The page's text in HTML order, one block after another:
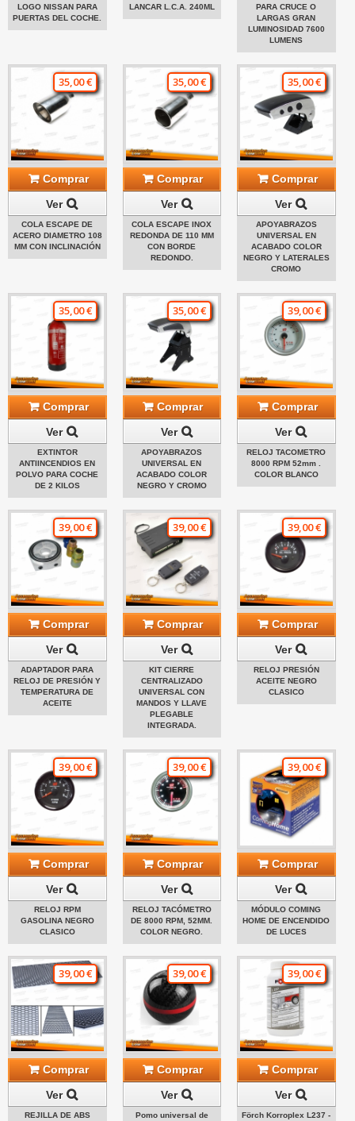
LOGO NISSAN PARA
PUERTAS DEL COCHE.
LANCAR L.C.A. 240ML
PARA CRUCE O
LARGAS GRAN
LUMINOSIDAD 7600
LUMENS
35,00 €
Comprar
Ver
COLA ESCAPE DE
ACERO DIAMETRO 108
MM CON INCLINACIÓN
35,00 €
Comprar
Ver
COLA ESCAPE INOX
REDONDA DE 110 MM
CON BORDE
REDONDO.
35,00 €
Comprar
Ver
APOYABRAZOS
UNIVERSAL EN
ACABADO COLOR
NEGRO Y LATERALES
CROMO
35,00 €
Comprar
Ver
EXTINTOR
ANTIINCENDIOS EN
POLVO PARA COCHE
DE 2 KILOS
35,00 €
Comprar
Ver
APOYABRAZOS
UNIVERSAL EN
ACABADO COLOR
NEGRO Y CROMO
39,00 €
Comprar
Ver
RELOJ TACOMETRO
8000 RPM 52mm .
COLOR BLANCO
39,00 €
Comprar
Ver
ADAPTADOR PARA
RELOJ DE PRESIÓN Y
TEMPERATURA DE
ACEITE
39,00 €
Comprar
Ver
KIT CIERRE
CENTRALIZADO
UNIVERSAL CON
MANDOS Y LLAVE
PLEGABLE
INTEGRADA.
39,00 €
Comprar
Ver
RELOJ PRESIÓN
ACEITE NEGRO
CLASICO
39,00 €
Comprar
Ver
RELOJ RPM
GASOLINA NEGRO
CLASICO
39,00 €
Comprar
Ver
RELOJ TACÓMETRO
DE 8000 RPM, 52MM.
COLOR NEGRO.
39,00 €
Comprar
Ver
MÓDULO COMING
HOME DE ENCENDIDO
DE LUCES
39,00 €
Comprar
Ver
REJILLA DE ABS
39,00 €
Comprar
Ver
Pomo universal de
39,00 €
Comprar
Ver
Förch Korroplex L237 -